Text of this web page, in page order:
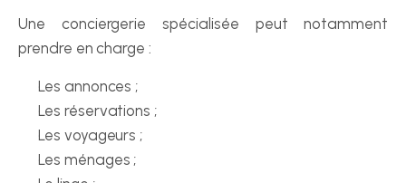
Une conciergerie spécialisée peut notamment
prendre en charge :
Les annonces ;
Les réservations ;
Les voyageurs ;
Les ménages ;